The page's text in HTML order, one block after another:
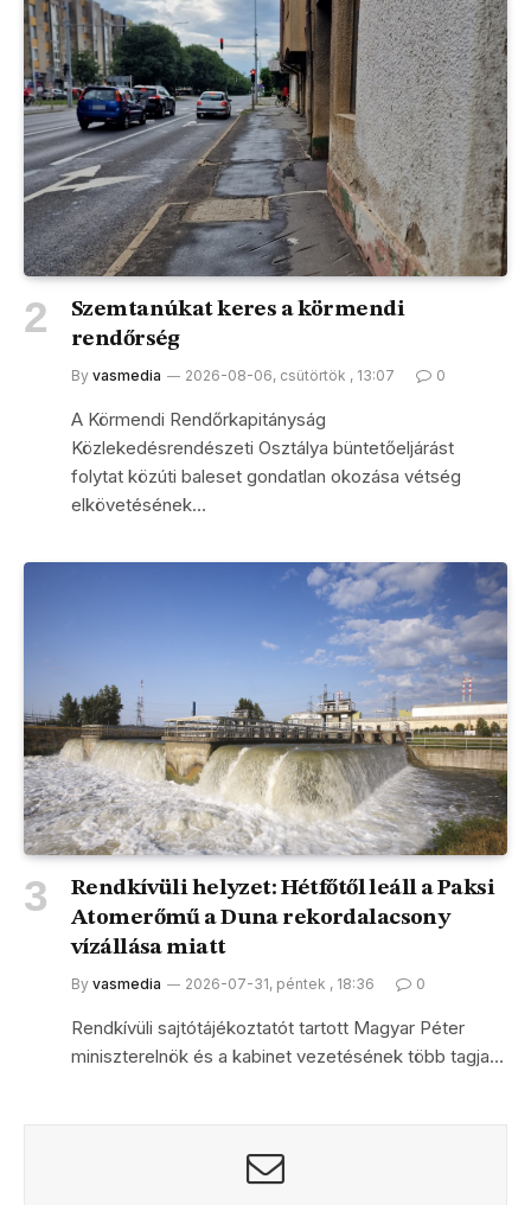
Szemtanúkat keres a körmendi
rendőrség
By vasmedia 2026-08-06, csütörtök , 13:07 0
A Körmendi Rendőrkapitányság
Közlekedésrendészeti Osztálya büntetőeljárást
folytat közúti baleset gondatlan okozása vétség
elkövetésének…
Rendkívüli helyzet: Hétfőtől leáll a Paksi
Atomerőmű a Duna rekordalacsony
vízállása miatt
By vasmedia 2026-07-31, péntek , 18:36 0
Rendkívüli sajtótájékoztatót tartott Magyar Péter
miniszterelnök és a kabinet vezetésének több tagja…